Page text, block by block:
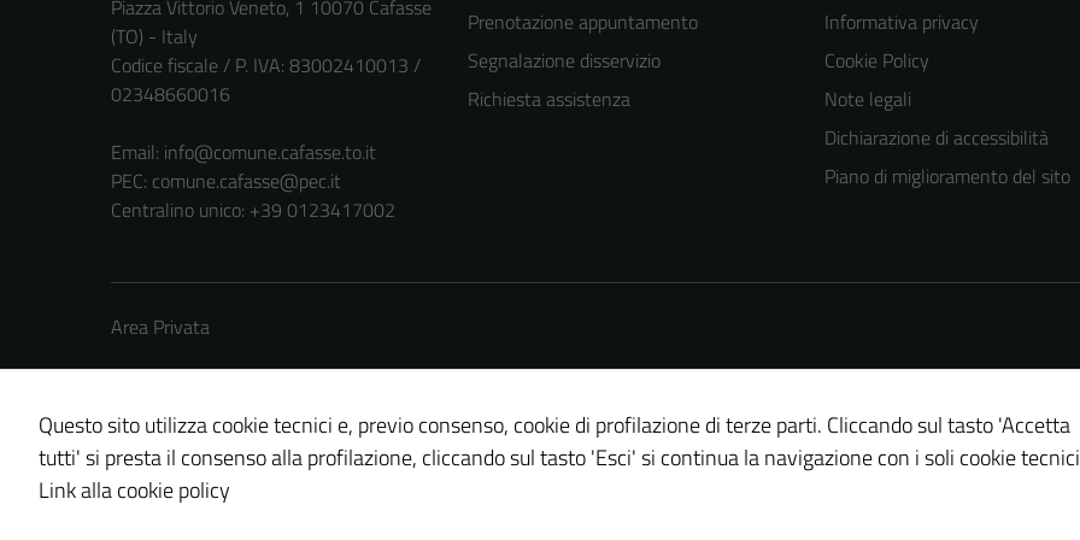
Piazza Vittorio Veneto, 1 10070 Cafasse
(TO) - Italy
Codice fiscale / P. IVA: 83002410013 /
02348660016
Email: info@comune.cafasse.to.it
PEC: comune.cafasse@pec.it
Centralino unico: +39 0123417002
Prenotazione appuntamento
Segnalazione disservizio
Richiesta assistenza
Informativa privacy
Cookie Policy
Note legali
Dichiarazione di accessibilità
Piano di miglioramento del sito
Area Privata
Credits: © Technical Design s.r.l.
Questo sito utilizza cookie tecnici e, previo consenso, cookie di profilazione di terze parti. Cliccando sul tasto 'Accetta
tutti' si presta il consenso alla profilazione, cliccando sul tasto 'Esci' si continua la navigazione con i soli cookie
Link alla cookie policy
del sito e non
essere
disabilitati.